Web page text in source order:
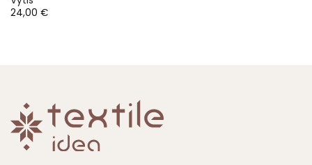
24,00 €